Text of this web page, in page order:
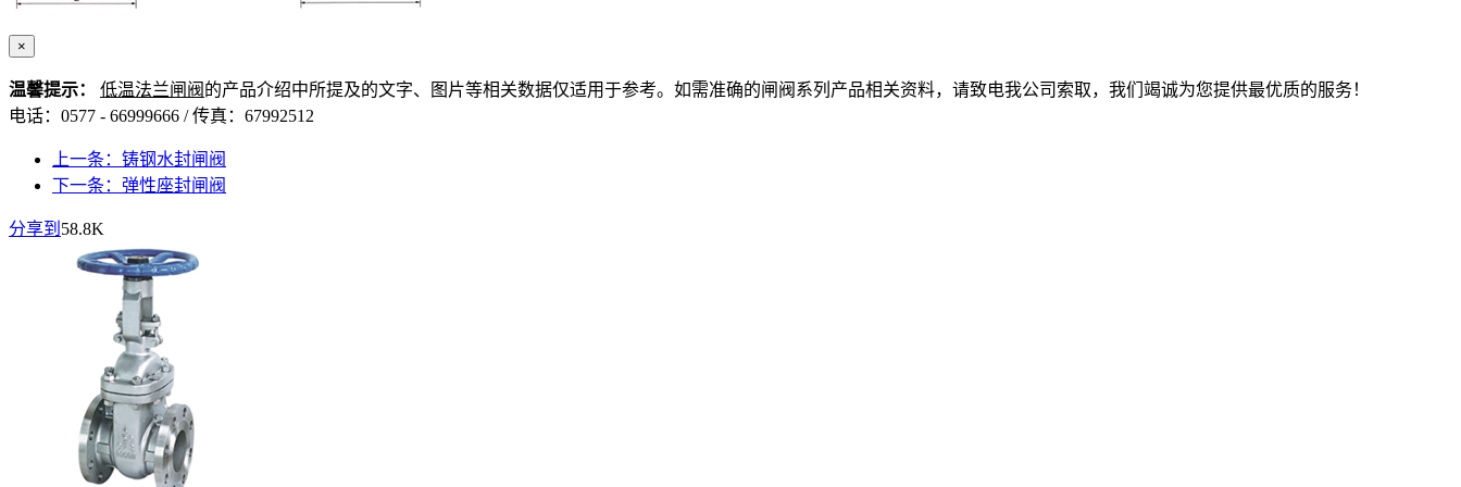
×
温馨提示： 低温法兰闸阀 的产品介绍中所提及的文字、图片等相关数据仅适用于参考。如需准确的闸阀系列产品相关资料，请致电我公司索取，我们竭诚为您提供最优质的服务！
电话：0577 - 66999666 / 传真：67992512
上一条：铸钢水封闸阀
下一条：弹性座封闸阀
分享到 58.8K